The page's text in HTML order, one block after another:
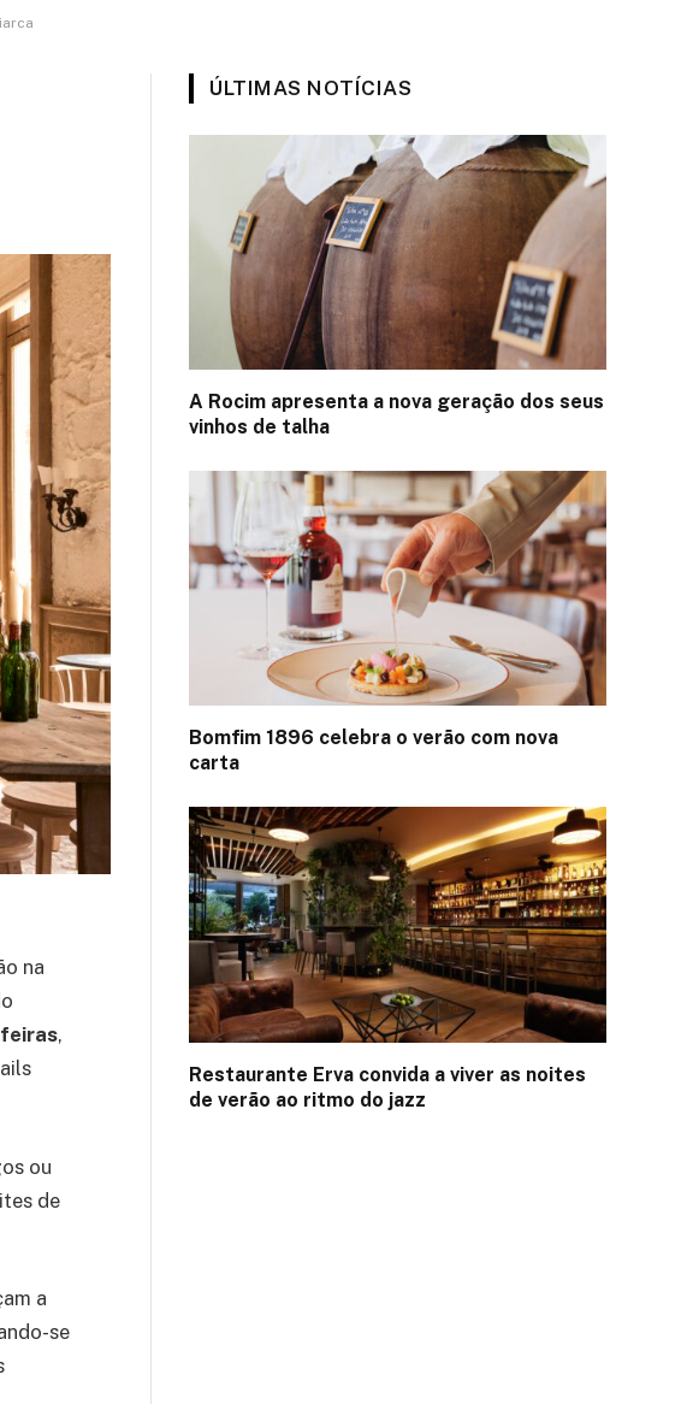
na
,
ou
de
a
se
ÚLTIMAS NOTÍCIAS
A Rocim apresenta a nova geração dos seus
vinhos de talha
Bomfim 1896 celebra o verão com nova
carta
Restaurante Erva convida a viver as noites
de verão ao ritmo do jazz